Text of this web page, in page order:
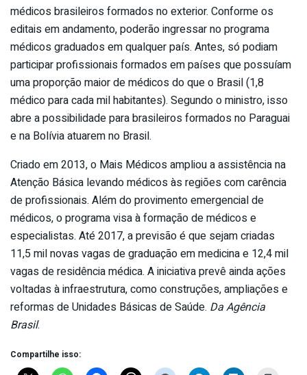
médicos brasileiros formados no exterior. Conforme os
editais em andamento, poderão ingressar no programa
médicos graduados em qualquer país. Antes, só podiam
participar profissionais formados em países que possuíam
uma proporção maior de médicos do que o Brasil (1,8
médico para cada mil habitantes). Segundo o ministro, isso
abre a possibilidade para brasileiros formados no Paraguai
e na Bolívia atuarem no Brasil.
Criado em 2013, o Mais Médicos ampliou a assistência na
Atenção Básica levando médicos às regiões com carência
de profissionais. Além do provimento emergencial de
médicos, o programa visa à formação de médicos e
especialistas. Até 2017, a previsão é que sejam criadas
11,5 mil novas vagas de graduação em medicina e 12,4 mil
vagas de residência médica. A iniciativa prevê ainda ações
voltadas à infraestrutura, como construções, ampliações e
reformas de Unidades Básicas de Saúde. Da Agência
Brasil.
Compartilhe isso: